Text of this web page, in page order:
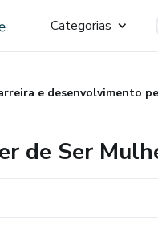
Categorias
e desenvolvimento
de Ser